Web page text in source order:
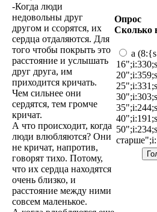
-Когда люди
недовольны друг
другом и ссорятся, их
сердца отдаляются. Для
того чтобы покрыть это
расстояние и услышать
друг друга, им
приходится кричать.
Чем сильнее они
сердятся, тем громче
кричат.
А что происходит, когда
люди влюбляются? Они
не кричат, напротив,
говорят тихо. Потому,
что их сердца находятся
очень близко, и
расстояние между ними
совсем маленькое.
Опрос
Сколько
a